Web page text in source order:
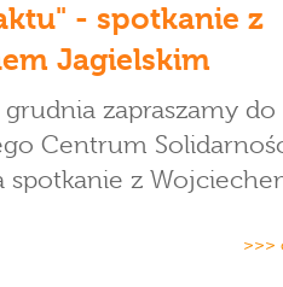
- spotkanie z
Jagielskim
zapraszamy do
Centrum
spotkanie z
>>>